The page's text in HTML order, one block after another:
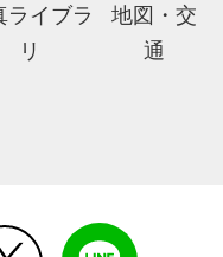
ライブラ
リ
地図・交
通